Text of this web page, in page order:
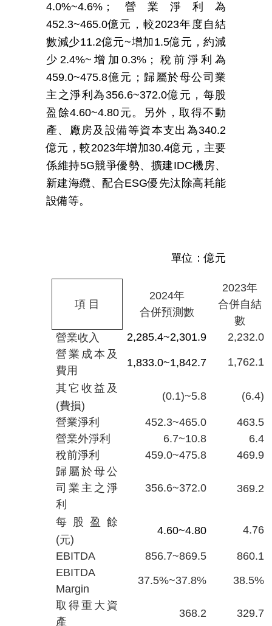
4.0%~4.6% ；營業淨利為
452.3~465.0億元，較2023年度自結
數減少11.2億元~增加1.5億元，約減
少 2.4%~ 增加0.3% ；稅前淨利為
459.0~475.8億元；歸屬於母公司業
主之淨利為356.6~372.0億元，每股
盈餘4.60~4.80元。另外，取得不動
產、廠房及設備等資本支出為340.2
億元，較2023年增加30.4億元，主要
係維持5G競爭優勢、擴建IDC機房、
新建海纜、配合ESG優先汰除高耗能
設備等。
單位：億元
項 目
2024年
合併預測數
2023年
合併自結
數
營業收入
2,285.4~2,301.9
2,232.0
營業成本及
費用
1,833.0~1,842.7 1,762.1
其它收益及
(費損)
(0.1)~5.8 (6.4)
營業淨利 452.3~465.0
463.5
營業外淨利
6.7~10.8
6.4
稅前淨利
459.0~475.8
469.9
歸屬於母公
司業主之淨
利
356.6~372.0 369.2
每股盈餘
(元)
4.60~4.80 4.76
EBITDA 856.7~869.5
860.1
EBITDA
Margin
37.5%~37.8% 38.5%
取得重大資
產
368.2 329.7